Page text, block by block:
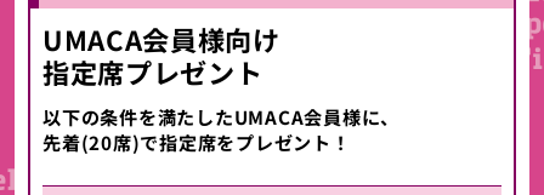
UMACA会員様向け
指定席プレゼント
以下の条件を満たしたUMACA会員様に、
先着(20席)で指定席をプレゼント！